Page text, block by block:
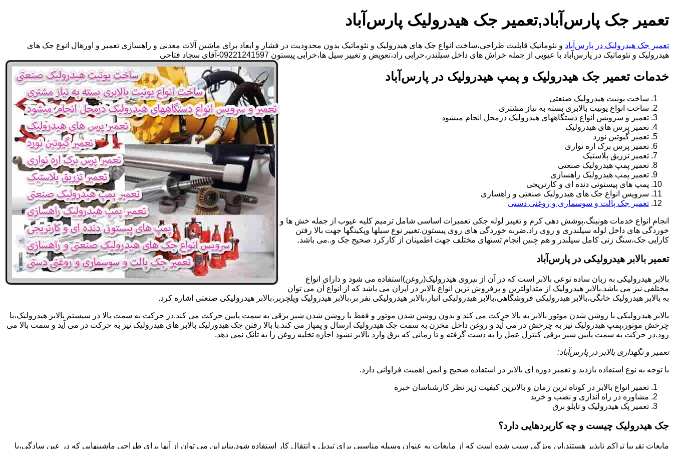
تعمیر جک پارس‌آباد,تعمیر جک هیدرولیک پارس‌آباد
تعمیر جک هیدرولیک در پارس‌آباد و نئوماتیک قابلیت طراحی،ساخت انواع جک های هیدرولیک و نئوماتیک بدون محدودیت در فشار و ابعاد برای ماشین آلات معدنی و راهسازی تعمیر و اورهال انوع جک های
هیدرولیک و نئوماتیک در پارس‌آباد با عیوبی از جمله خراش های داخل سیلندر،خرابی راد،تعویض و تغییر سیل ها،خرابی پیستون 09221241597-آقای سجاد فتاحی
خدمات تعمیر جک هیدرولیک و پمپ هیدرولیک در پارس‌آباد
ساخت یونیت هیدرولیک صنعتی
ساخت انواع یونیت بالابری بسته به نیاز مشتری
تعمیر و سرویس انواع دستگاههای هیدرولیک درمحل انجام میشود
تعمیر پرس های هیدرولیک
تعمیر گیوتین نورد
تعمیر پرس برک اره نواری
تعمیر تزریق پلاستیک
تعمیر پمپ هیدرولیک صنعتی
تعمیر پمپ هیدرولیک راهسازی
پمپ های پیستونی دنده ای و کارتریجی
سرویس انواع جک های هیدرولیک صنعتی و راهسازی
تعمیر جک پالت و سوسماری و روغنی دستی
انجام انواع خدمات هونینگ،پوشش دهی کرم و تغییر لوله جکی تعمیرات اساسی شامل ترمیم کلیه عیوب از جمله خش ها و
خوردگی های داخل لوله سیلندری و روی راد.ضربه خوردگی های روی پیستون.تغییر نوع سیلها وپکینگها جهت بالا رفتن
کارایی جک،سنگ زنی کامل سیلندر و هم چنین انجام تستهای مختلف جهت اطمینان از کارکرد صحیح جک و..می باشد.
تعمیر بالابر هیدرولیکی در پارس‌آباد
بالابر هیدرولیکی به زبان ساده نوعی بالابر است که در آن از نیروی هیدرولیک(روغن)استفاده می شود و دارای انواع
مختلفی نیز می باشد.بالابر هیدرولیک از متداولترین و پرفروش ترین انواع بالابر در ایران می باشد که از انواع آن می توان
به بالابر هیدرولیک خانگی،بالابر هیدرولیکی فروشگاهی،بالابر هیدرولیکی انبار،بالابر هیدرولیکی نفر بر،بالابر هیدرولیک ویلچربر،بالابر هیدرولیکی صنعتی اشاره کرد.
بالابر هیدرولیکی با روشن شدن موتور بالابر به بالا حرکت می کند و بدون روشن شدن موتور و فقط با روشن شدن شیر برقی به سمت پایین حرکت می کند.در حرکت به سمت بالا در سیستم بالابر هیدرولیک،با
چرخش موتور،پمپ هیدرولیک نیز به چرخش در می آید و روغن داخل مخزن به سمت جک هیدرولیک ارسال و پمپاز می کند.با بالا رفتن جک هیدورلیک بالابر های هیدرولیک نیز به حرکت در می آید و سمت بالا می
رود.در حرکت به سمت پایین شیر برقی کنترل عمل را به دست گرفته و تا زمانی که برق وارد بالابر نشود اجازه تخلیه روغن را به تانک نمی دهد.
تعمیر و نگهداری بالابر در پارس‌آباد:
با توجه به نوع استفاده بازدید و تعمیر دوره ای بالابر در استفاده صحیح و ایمن اهمیت فراوانی دارد.
تعمیر انواع بالابر در کوتاه ترین زمان و بالاترین کیفیت زیر نظر کارشناسان خبره
مشاوره در راه اندازی و نصب و خرید
تعمیر پک هیدرولیک و تابلو برق
جک هیدرولیک چیست و چه کاربردهایی دارد؟
مایعات تقریبا تراکم ناپذیر هستند.این ویژگی سبب شده است که از مایعات به عنوان وسیله مناسبی برای تبدیل و انتقال کار استفاده شود.بنابراین می توان از آنها برای طراحی ماشینهایی که در عین سادگی،با